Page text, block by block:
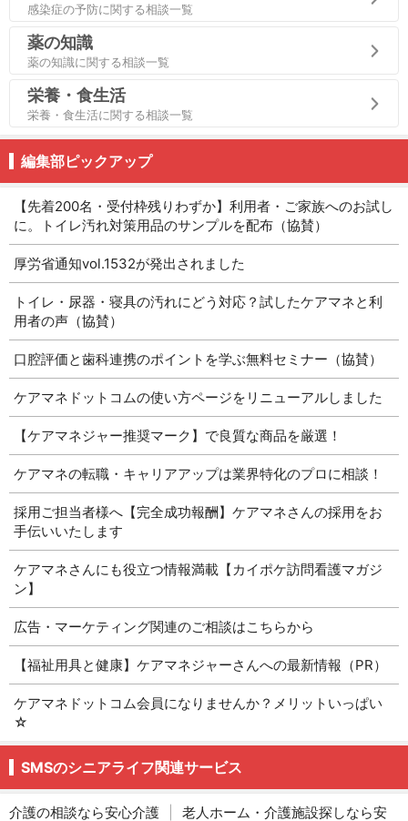
感染症の予防に関する相談一覧
薬の知識
薬の知識に関する相談一覧
栄養・食生活
栄養・食生活に関する相談一覧
編集部ピックアップ
【先着200名・受付枠残りわずか】利用者・ご家族へのお試し
に。トイレ汚れ対策用品のサンプルを配布（協賛）
厚労省通知vol.1532が発出されました
トイレ・尿器・寝具の汚れにどう対応？試したケアマネと利
用者の声（協賛）
口腔評価と歯科連携のポイントを学ぶ無料セミナー（協賛）
ケアマネドットコムの使い方ページをリニューアルしました
【ケアマネジャー推奨マーク】で良質な商品を厳選！
ケアマネの転職・キャリアアップは業界特化のプロに相談！
採用ご担当者様へ【完全成功報酬】ケアマネさんの採用をお
手伝いいたします
ケアマネさんにも役立つ情報満載【カイポケ訪問看護マガジ
ン】
広告・マーケティング関連のご相談はこちらから
【福祉用具と健康】ケアマネジャーさんへの最新情報（PR）
ケアマネドットコム会員になりませんか？メリットいっぱい
☆
SMSのシニアライフ関連サービス
介護の相談なら安心介護 老人ホーム・介護施設探しなら安